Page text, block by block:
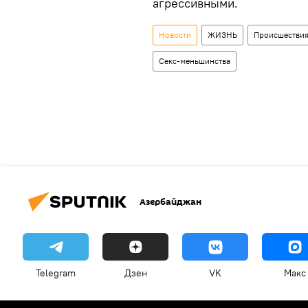
Новости ЖИЗНЬ Происшествия
Секс-меньшинства
Азербайджан
Telegram Дзен VK Макс